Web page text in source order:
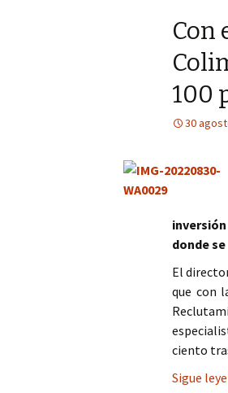
Con
100
30
donde
El
que con
ciento
Sigue